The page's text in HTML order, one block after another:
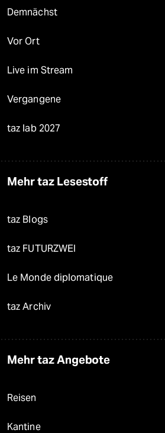
Demnächst
Vor Ort
Live im Stream
Vergangene
taz lab 2027
Mehr taz Lesestoff
taz Blogs
taz FUTURZWEI
Le Monde diplomatique
taz Archiv
Mehr taz Angebote
Reisen
Kantine